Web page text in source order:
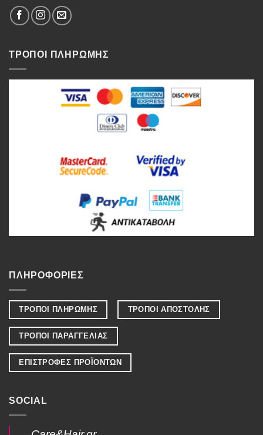
ΤΡΟΠΟΙ ΠΛΗΡΩΜΗΣ
ΠΛΗΡΟΦΟΡΙΕΣ
ΤΡΟΠΟΙ ΠΛΗΡΩΜΗΣ ΤΡΟΠΟΙ ΑΠΟΣΤΟΛΗΣ
ΤΡΟΠΟΙ ΠΑΡΑΓΓΕΛΙΑΣ
ΕΠΙΣΤΡΟΦΕΣ ΠΡΟΪΟΝΤΩΝ
SOCIAL